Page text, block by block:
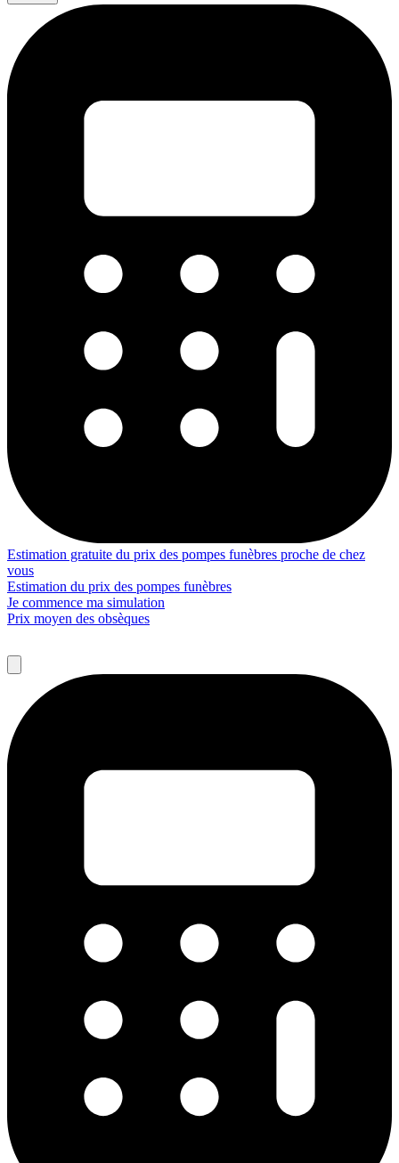
Estimation gratuite du prix des pompes funèbres proche de chez
vous
Estimation du prix des pompes funèbres
Je commence ma simulation
Prix moyen des obsèques